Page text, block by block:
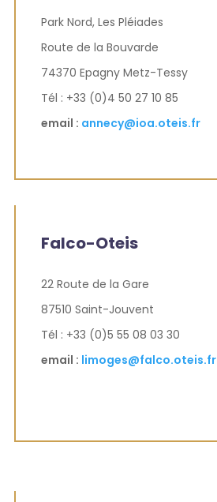
Park Nord, Les Pléiades
Route de la Bouvarde
74370 Epagny Metz-Tessy
Tél : +33 (0)4 50 27 10 85
email : annecy@ioa.oteis.fr
Falco-Oteis
22 Route de la Gare
87510 Saint-Jouvent
Tél : +33 (0)5 55 08 03 30
email : limoges@falco.oteis.fr